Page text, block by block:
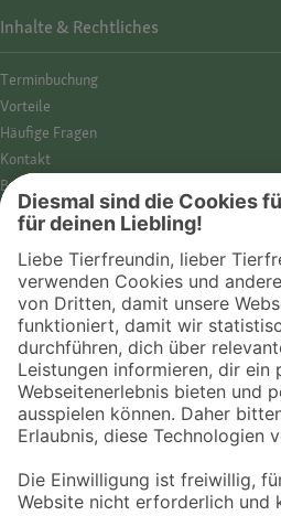
Inhalte & Rechtliches
Termin­buchung
Vorteile
Häufige Fragen
Kontakt
Barrierefreiheit
Impressum
Datenschutz­hinweise
Cookies
AGB
Entdecke Fressnapf
Tierversicherung
GPS-Tracker
Fressnapf Salon
Online-Shop